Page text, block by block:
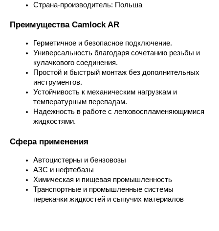
Страна-производитель: Польша
Преимущества Camlock AR
Герметичное и безопасное подключение.
Универсальность благодаря сочетанию резьбы и
кулачкового соединения.
Простой и быстрый монтаж без дополнительных
инструментов.
Устойчивость к механическим нагрузкам и
температурным перепадам.
Надежность в работе с легковоспламеняющимися
жидкостями.
Сфера применения
Автоцистерны и бензовозы
АЗС и нефтебазы
Химическая и пищевая промышленность
Транспортные и промышленные системы
перекачки жидкостей и сыпучих материалов